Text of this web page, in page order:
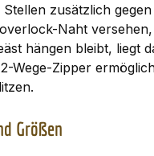
zusätzlich
Naht
hängen bleibt, liegt
Wege-Zipper
Größen